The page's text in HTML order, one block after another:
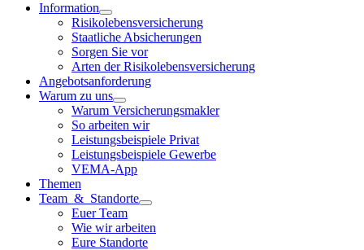
Information
Risikolebensversicherung
Staatliche Absicherungen
Sorgen Sie vor
Arten der Risikolebensversicherung
Angebotsanforderung
Warum zu uns
Warum Versicherungsmakler
So arbeiten wir
Leistungsbeispiele Privat
Leistungsbeispiele Gewerbe
VEMA-App
Themen
Team & Standorte
Euer Team
Wie wir arbeiten
Eure Standorte